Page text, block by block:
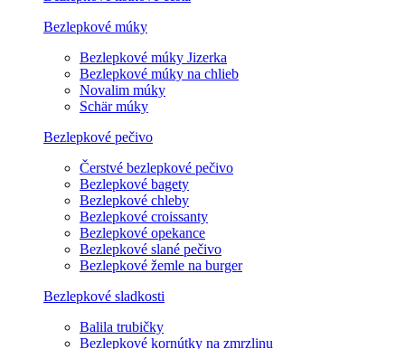
Bezlepkové múky
Bezlepkové múky Jizerka
Bezlepkové múky na chlieb
Novalim múky
Schär múky
Bezlepkové pečivo
Čerstvé bezlepkové pečivo
Bezlepkové bagety
Bezlepkové chleby
Bezlepkové croissanty
Bezlepkové opekance
Bezlepkové slané pečivo
Bezlepkové žemle na burger
Bezlepkové sladkosti
Balila trubičky
Bezlepkové kornútky na zmrzlinu